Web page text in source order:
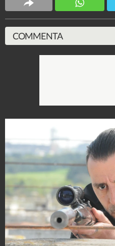
4.053.381.690 9.455 video
COMMENTA